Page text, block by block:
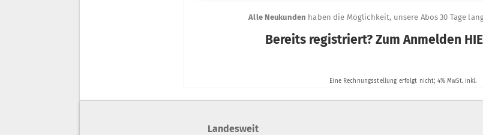
Landesweit